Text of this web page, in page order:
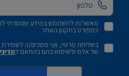
מאשר/ת להשתמש במידע שמסרתי
כמפורט בתקנון האתר
בשליחת פרטיי, אני מסכים/ה לשמירת
של אלמ ולשימוש בהם בהתאם ל